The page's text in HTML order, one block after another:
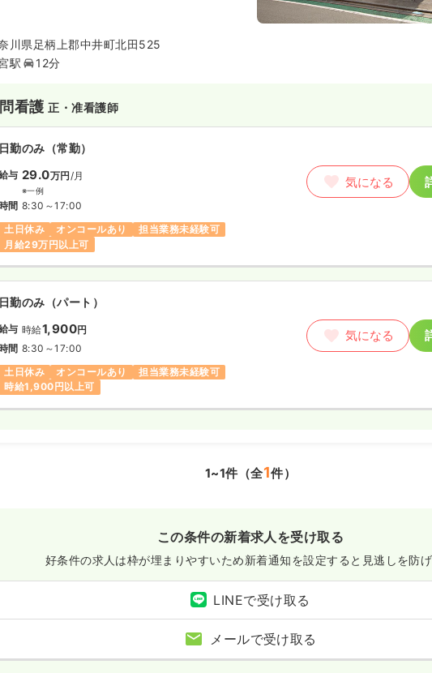
川県足柄上郡中井町北田525
駅
12分
看護正・准看護師
日勤のみ（常勤）
与 29.0万円/月
※一例
間 8:30～17:00
土日休み
オンコールあり
担当業務未経験可
月給29万円以上可
気になる
日勤のみ（パート）
与 時給1,900円
間 8:30～17:00
土日休み
オンコールあり
担当業務未経験可
時給1,900円以上可
気になる
1~1件（全1件）
この条件の新着求人を受け取る
好条件の求人は枠が埋まりやすいため新着通知を設定すると見逃しを防
LINEで受け取る
メールで受け取る